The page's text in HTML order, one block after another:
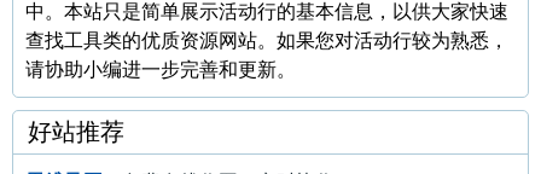
中。本站只是简单展示活动行的基本信息，以供大家快速
查找工具类的优质资源网站。如果您对活动行较为熟悉，
请协助小编进一步完善和更新。
好站推荐